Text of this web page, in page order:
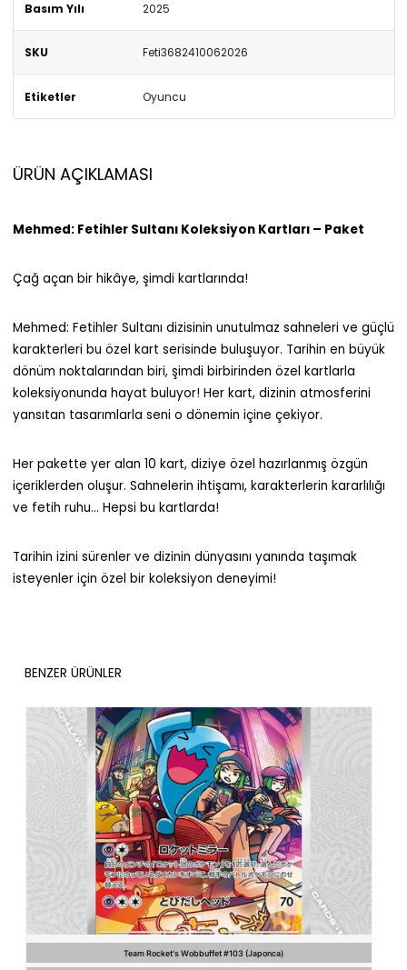
Basım Yılı 2025
SKU Feti3682410062026
Etiketler Oyuncu
ÜRÜN AÇIKLAMASI
Mehmed: Fetihler Sultanı Koleksiyon Kartları – Paket
Çağ açan bir hikâye, şimdi kartlarında!
Mehmed: Fetihler Sultanı dizisinin unutulmaz sahneleri ve güçlü
karakterleri bu özel kart serisinde buluşuyor. Tarihin en büyük
dönüm noktalarından biri, şimdi birbirinden özel kartlarla
koleksiyonunda hayat buluyor! Her kart, dizinin atmosferini
yansıtan tasarımlarla seni o dönemin içine çekiyor.
Her pakette yer alan 10 kart, diziye özel hazırlanmış özgün
içeriklerden oluşur. Sahnelerin ihtişamı, karakterlerin kararlılığı
ve fetih ruhu… Hepsi bu kartlarda!
Tarihin izini sürenler ve dizinin dünyasını yanında taşımak
isteyenler için özel bir koleksiyon deneyimi!
BENZER ÜRÜNLER
Team Rocket's Wobbuffet #103 (Japonca)